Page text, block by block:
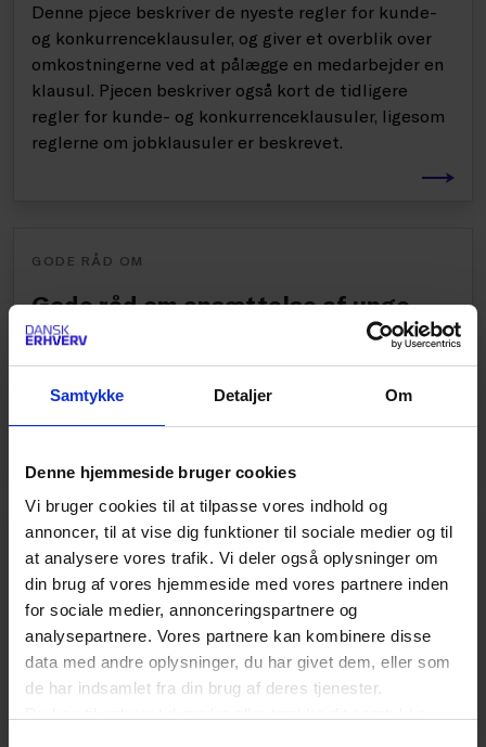
Samtykke Detaljer Om
Denne hjemmeside bruger cookies
Vi bruger cookies til at tilpasse vores indhold og
annoncer, til at vise dig funktioner til sociale medier og til
at analysere vores trafik. Vi deler også oplysninger om
din brug af vores hjemmeside med vores partnere inden
for sociale medier, annonceringspartnere og
analysepartnere. Vores partnere kan kombinere disse
data med andre oplysninger, du har givet dem, eller som
de har indsamlet fra din brug af deres tjenester.
Denne pjece beskriver de nyeste regler for kunde-
og konkurrenceklausuler, og giver et overblik over
omkostningerne ved at pålægge en medarbejder en
klausul. Pjecen beskriver også kort de tidligere
regler for kunde- og konkurrenceklausuler, ligesom
reglerne om jobklausuler er beskrevet.
GODE RÅD OM
Gode råd om ansættelse af unge
under 18 år
Denne pjece giver dig gode råd om hvad du skal
være opmærksom på, når du ansætter unge under
GODE RÅD OM
Gode råd om ansættelse af
flygtninge
I denne pjece kan du læse nærmere om de
forskellige muligheder for at ansætte en flygtning.